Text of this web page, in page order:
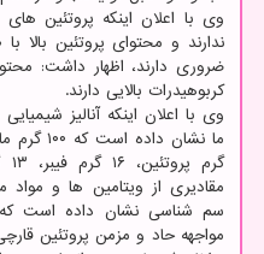
وی با اعلان اینکه پروتئین
ندارند و محتوای پروتئین بالا
ضروری دارند، اظهار داشت:
کربوهیدرات بالایی دارند.
وی با اعلان اینکه آنالیز
مقادیری از ویتامین ها و
سم شناسی نشان داده است که
مواجهه حاد و مزمن پروتئین